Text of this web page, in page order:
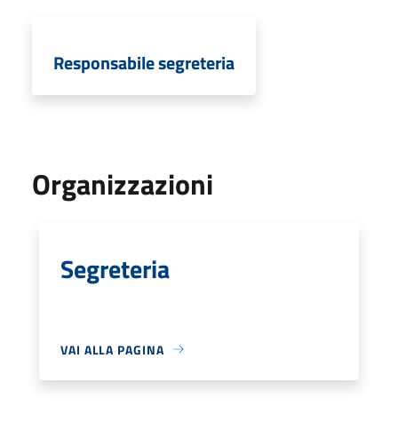
Responsabile segreteria
Organizzazioni
Segreteria
VAI ALLA PAGINA